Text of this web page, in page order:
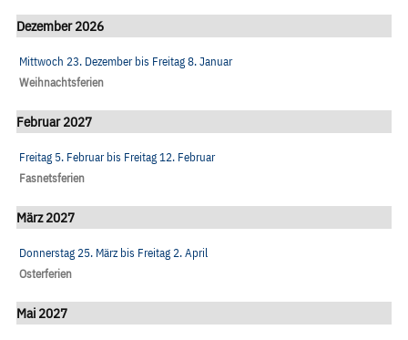
Dezember 2026
Mittwoch 23. Dezemberbis Freitag 8. Januar
Weihnachtsferien
Februar 2027
Freitag 5. Februarbis Freitag 12. Februar
Fasnetsferien
März 2027
Donnerstag 25. März bis Freitag 2. April
Osterferien
Mai 2027